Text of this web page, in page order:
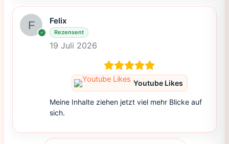
Felix
Rezensent
19 Juli 2026
Youtube Likes
Meine Inhalte ziehen jetzt viel mehr Blicke auf
sich.